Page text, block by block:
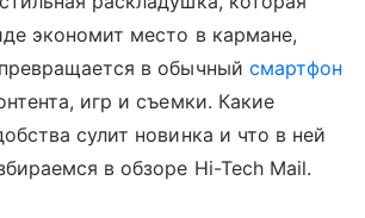
экономит место в кармане,
в обычный смартфон
игр и съемки. Какие
сулит новинка и что в ней
в обзоре Hi-Tech Mail.